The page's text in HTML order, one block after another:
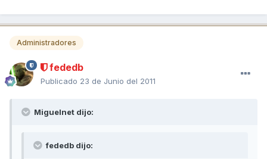
Administradores
fededb
Publicado 23 de Junio del 2011
Miguelnet dijo:
fededb dijo: